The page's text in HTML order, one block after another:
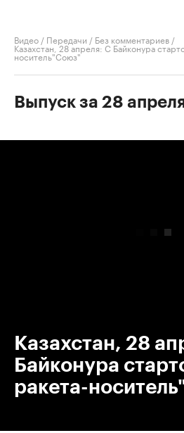
Видео / Передачи / Без комментариев /
Казахстан, 28 апреля: С Байконура
носитель"Союз"
Выпуск за 28
Казахстан, 28
Байконура
ракета-